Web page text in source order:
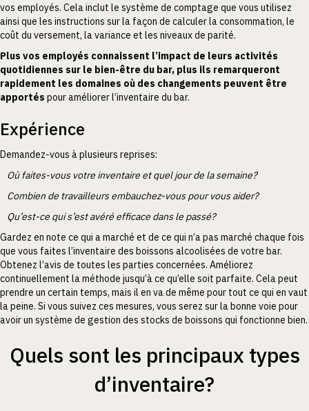
vos employés. Cela inclut le système de comptage que vous utilisez
ainsi que les instructions sur la façon de calculer la consommation, le
coût du versement, la variance et les niveaux de parité.
Plus vos employés connaissent l’impact de leurs activités
quotidiennes sur le bien-être du bar, plus ils remarqueront
rapidement les domaines où des changements peuvent être
apportés pour améliorer l’inventaire du bar.
Expérience
Demandez-vous à plusieurs reprises:
Où faites-vous votre inventaire et quel jour de la semaine?
Combien de travailleurs embauchez-vous pour vous aider?
Qu’est-ce qui s’est avéré efficace dans le passé?
Gardez en note ce qui a marché et de ce qui n’a pas marché chaque fois
que vous faites l’inventaire des boissons alcoolisées de votre bar.
Obtenez l’avis de toutes les parties concernées. Améliorez
continuellement la méthode jusqu’à ce qu’elle soit parfaite. Cela peut
prendre un certain temps, mais il en va de même pour tout ce qui en vaut
la peine. Si vous suivez ces mesures, vous serez sur la bonne voie pour
avoir un système de gestion des stocks de boissons qui fonctionne bien.
Quels sont les principaux types
d’inventaire?